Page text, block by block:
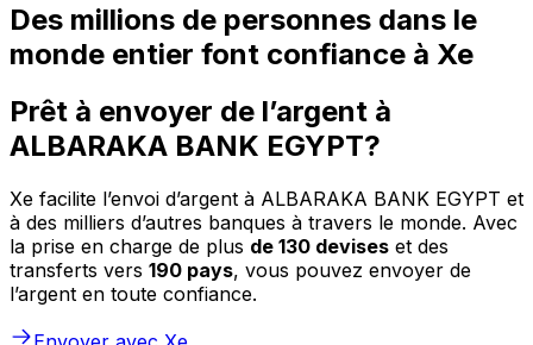
Des millions de personnes dans le
monde entier font confiance à Xe
Prêt à envoyer de l’argent à
ALBARAKA BANK EGYPT?
Xe facilite l’envoi d’argent à ALBARAKA BANK EGYPT et
à des milliers d’autres banques à travers le monde. Avec
la prise en charge de plus de 130 devises et des
transferts vers 190 pays, vous pouvez envoyer de
l’argent en toute confiance.